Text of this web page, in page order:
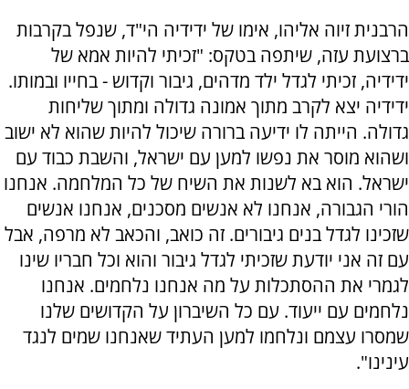
הרבנית זיוה אליהו, אימו של ידידיה הי"ד, שנפל בקרבות
ברצועת עזה, שיתפה בטקס: "זכיתי להיות אמא של
ידידיה, זכיתי לגדל ילד מדהים, גיבור וקדוש - בחייו ובמותו.
ידידיה יצא לקרב מתוך אמונה גדולה ומתוך שליחות
גדולה. הייתה לו ידיעה ברורה שיכול להיות שהוא לא ישוב
ושהוא מוסר את נפשו למען עם ישראל, והשבת כבוד עם
ישראל. הוא בא לשנות את השיח של כל המלחמה. אנחנו
הורי הגבורה, אנחנו לא אנשים מסכנים, אנחנו אנשים
שזכינו לגדל בנים גיבורים. זה כואב, והכאב לא מרפה, אבל
עם זה אני יודעת שזכיתי לגדל גיבור והוא וכל חבריו שינו
לגמרי את ההסתכלות על מה אנחנו נלחמים. אנחנו
נלחמים עם ייעוד. עם כל השיברון על הקדושים שלנו
שמסרו עצמם ונלחמו למען העתיד שאנחנו שמים לנגד
עינינו".